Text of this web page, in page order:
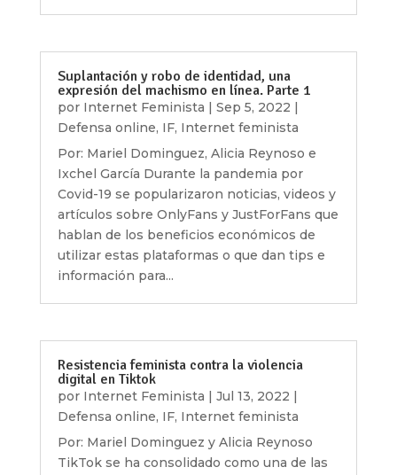
Suplantación y robo de identidad, una
expresión del machismo en línea. Parte 1
por Internet Feminista | Sep 5, 2022 |
Defensa online, IF, Internet feminista
Por: Mariel Dominguez, Alicia Reynoso e
Ixchel García Durante la pandemia por
Covid-19 se popularizaron noticias, videos y
artículos sobre OnlyFans y JustForFans que
hablan de los beneficios económicos de
utilizar estas plataformas o que dan tips e
información para...
Resistencia feminista contra la violencia
digital en Tiktok
por Internet Feminista | Jul 13, 2022 |
Defensa online, IF, Internet feminista
Por: Mariel Dominguez y Alicia Reynoso
TikTok se ha consolidado como una de las